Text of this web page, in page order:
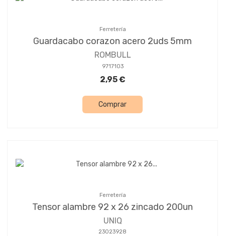
Ferretería
Guardacabo corazon acero 2uds 5mm
ROMBULL
9717103
2,95 €
Comprar
Ferretería
Tensor alambre 92 x 26 zincado 200un
UNIQ
23023928